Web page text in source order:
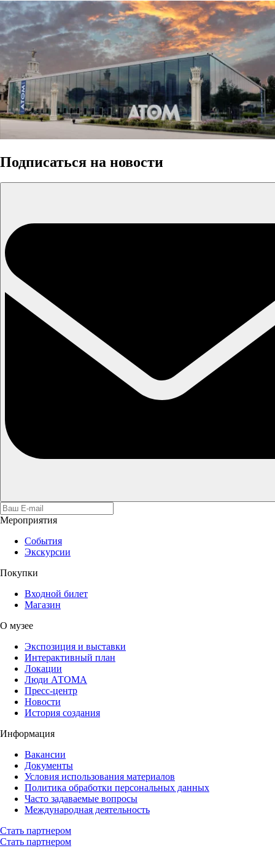
Подписаться на новости
Мероприятия
События
Экскурсии
Покупки
Входной билет
Магазин
О музее
Экспозиция и выставки
Интерактивный план
Локации
Люди АТОМА
Пресс-центр
Новости
История создания
Информация
Вакансии
Документы
Условия использования материалов
Политика обработки персональных данных
Часто задаваемые вопросы
Международная деятельность
Стать партнером
Стать партнером